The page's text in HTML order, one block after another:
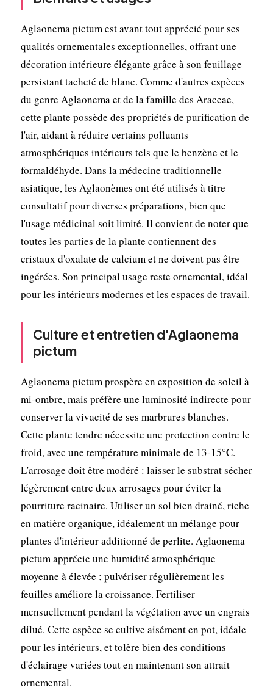
Aglaonema pictum est avant tout apprécié pour ses
qualités ornementales exceptionnelles, offrant une
décoration intérieure élégante grâce à son feuillage
persistant tacheté de blanc. Comme d'autres espèces
du genre Aglaonema et de la famille des Araceae,
cette plante possède des propriétés de purification de
l'air, aidant à réduire certains polluants
atmosphériques intérieurs tels que le benzène et le
formaldéhyde. Dans la médecine traditionnelle
asiatique, les Aglaonèmes ont été utilisés à titre
consultatif pour diverses préparations, bien que
l'usage médicinal soit limité. Il convient de noter que
toutes les parties de la plante contiennent des
cristaux d'oxalate de calcium et ne doivent pas être
ingérées. Son principal usage reste ornemental, idéal
pour les intérieurs modernes et les espaces de travail.
Culture et entretien d'Aglaonema
pictum
Aglaonema pictum prospère en exposition de soleil à
mi-ombre, mais préfère une luminosité indirecte pour
conserver la vivacité de ses marbrures blanches.
Cette plante tendre nécessite une protection contre le
froid, avec une température minimale de 13-15°C.
L'arrosage doit être modéré : laisser le substrat sécher
légèrement entre deux arrosages pour éviter la
pourriture racinaire. Utiliser un sol bien drainé, riche
en matière organique, idéalement un mélange pour
plantes d'intérieur additionné de perlite. Aglaonema
pictum apprécie une humidité atmosphérique
moyenne à élevée ; pulvériser régulièrement les
feuilles améliore la croissance. Fertiliser
mensuellement pendant la végétation avec un engrais
dilué. Cette espèce se cultive aisément en pot, idéale
pour les intérieurs, et tolère bien des conditions
d'éclairage variées tout en maintenant son attrait
ornemental.